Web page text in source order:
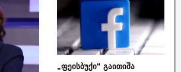
„ფეისბუქი“ გაითიშა